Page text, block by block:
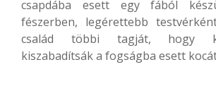
csapdába esett egy fából
fészerben, legérettebb
család többi tagját, hogy
kiszabadítsák a fogságba esett